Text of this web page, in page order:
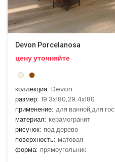
Devon Porcelanosa
цену уточняйте
коллекция: Devon
размер: 19.3x180,29.4x180
применение: для ванной,для
материал: керамогранит
рисунок: под дерево
поверхность: матовая
форма: прямоугольник